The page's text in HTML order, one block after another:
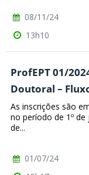
08/11/24
13h10
ProfEPT 01/
Doutoral –
As inscrições são
no período de 1º
de...
01/07/24